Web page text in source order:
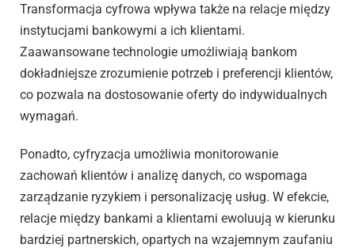
Transformacja cyfrowa wpływa także na relacje między
instytucjami bankowymi a ich klientami.
Zaawansowane technologie umożliwiają bankom
dokładniejsze zrozumienie potrzeb i preferencji klientów,
co pozwala na dostosowanie oferty do indywidualnych
wymagań.
Ponadto, cyfryzacja umożliwia monitorowanie
zachowań klientów i analizę danych, co wspomaga
zarządzanie ryzykiem i personalizację usług. W efekcie,
relacje między bankami a klientami ewoluują w kierunku
bardziej partnerskich, opartych na wzajemnym zaufaniu